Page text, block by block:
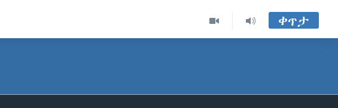
ቀጥታ